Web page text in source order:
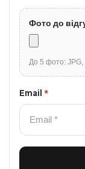
Фото до
До 5 фото: JPG,
Email *